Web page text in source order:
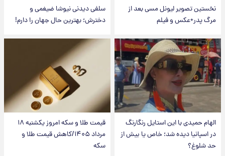
نخستین تصویر لیونل مسی بعد از
مرگ پدر+عکس و فیلم
سلفی دیدنی نیوشا ضیغمی و
دخترش؛ بهترین حال جهان را دارم!
الهام حمیدی با این استایل رنگارنگ
در اسپانیا دیده شد؛ خاص یا بیش از
حد شلوغ؟
قیمت طلا و سکه امروز یکشنبه ۱۸
مرداد ۱۴۰۵/کاهش قیمت طلا و
سکه